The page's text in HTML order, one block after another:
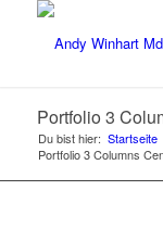
Portfolio 3
Du bist hier: Startseite
Portfolio 3 Columns